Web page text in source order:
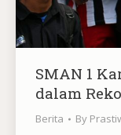
SMAN 1
dalam
Berita By